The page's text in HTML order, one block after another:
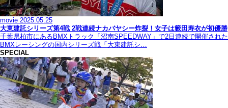
movie 2025.05.25
大東建託シリーズ第4戦 2戦連続ナカバヤシー炸裂！女子は籔田寿衣が初優勝
千葉県柏市にあるBMXトラック「沼南SPEEDWAY」で2日連続で開催された
BMXレーシングの国内シリーズ戦「大東建託シ…
SPECIAL